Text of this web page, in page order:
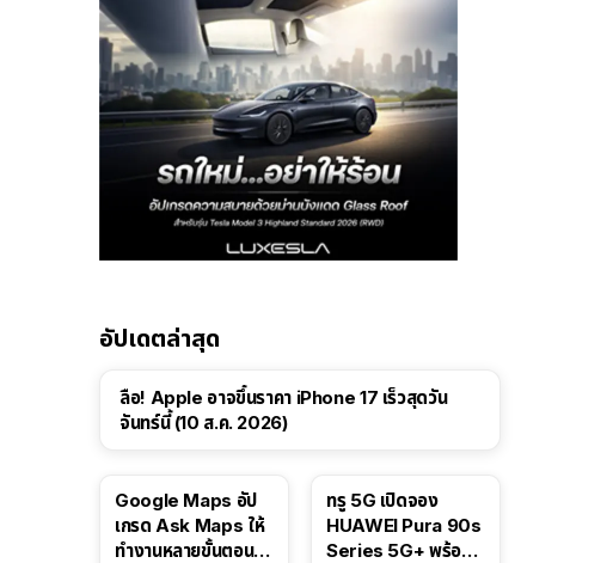
อัปเดตล่าสุด
ลือ! Apple อาจขึ้นราคา iPhone 17 เร็วสุดวัน
จันทร์นี้ (10 ส.ค. 2026)
Google Maps อัป
เกรด Ask Maps ให้
ทำงานหลายขั้นตอนได้
ทรู 5G เปิดจอง
HUAWEI Pura 90s
Series 5G+ พร้อม